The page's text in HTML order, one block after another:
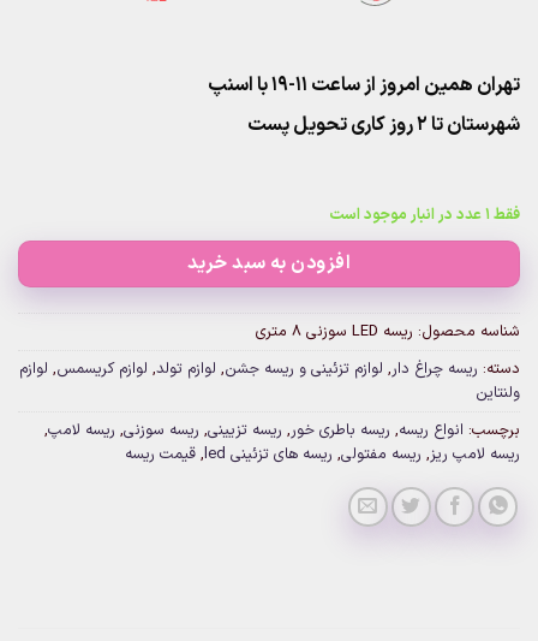
تهران همین امروز از ساعت ۱۱-۱۹ با اسنپ
شهرستان تا 2 روز کاری تحویل پست
فقط 1 عدد در انبار موجود است
افزودن به سبد خرید
شناسه محصول: ریسه LED سوزنی ۸ متری
دسته: ریسه چراغ دار, لوازم تزئینی و ریسه جشن, لوازم تولد, لوازم کریسمس, لوازم
ولنتاین
برچسب: انواع ریسه, ریسه باطری خور, ریسه تزیینی, ریسه سوزنی, ریسه لامپ,
ریسه لامپ ریز, ریسه مفتولی, ریسه های تزئینی led , قیمت ریسه